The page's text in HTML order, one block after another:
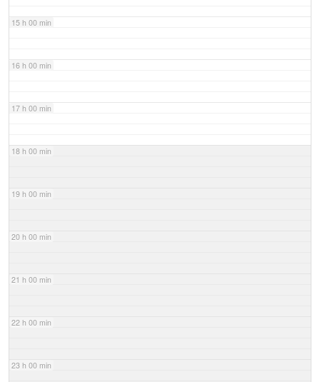
15 h 00 min
16 h 00 min
17 h 00 min
18 h 00 min
19 h 00 min
20 h 00 min
21 h 00 min
22 h 00 min
23 h 00 min